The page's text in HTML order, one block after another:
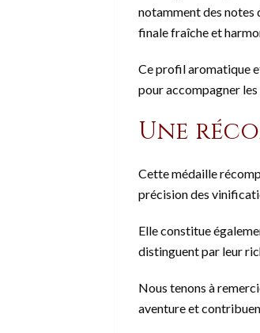
notamment des notes
finale fraîche et
Ce profil aromatique
pour accompagner
Une
Cette médaille
précision des
Elle constitue
distinguent par leur
Nous tenons à
aventure et